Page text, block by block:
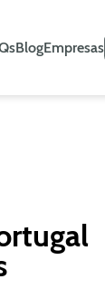
BlogEmpresas